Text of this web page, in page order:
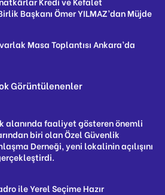
Başkanı Ömer YILMAZ’dan Müjde
Masa Toplantısı Ankara’da
Görüntülenenler
alanında faaliyet gösteren önemli
biri olan Özel Güvenlik
Derneği, yeni lokalinin açılışını
ile Yerel Seçime Hazır